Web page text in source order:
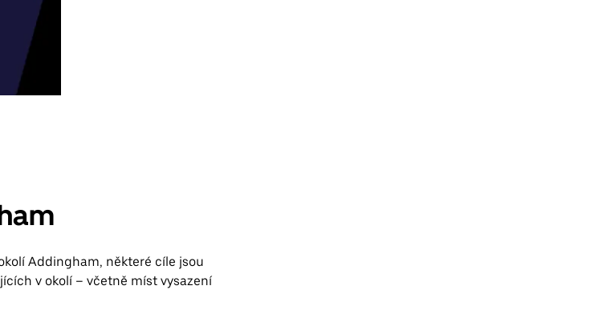
Addingham, některé cíle jsou
v okolí – včetně míst vysazení